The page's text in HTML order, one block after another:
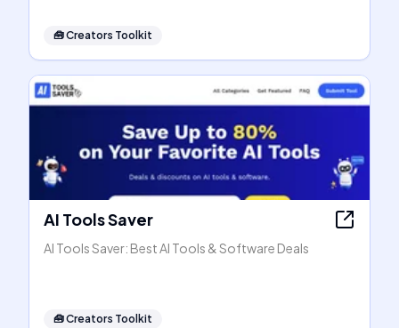
🧰Creators Toolkit
AI Tools Saver
AI Tools Saver: Best AI Tools & Software Deals
🧰Creators Toolkit